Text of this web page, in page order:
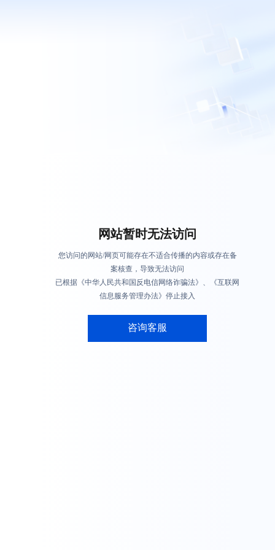
网站暂时无法访问
您访问的网站/网页可能存在不适合传播的内容或存在备
案核查，导致无法访问
已根据《中华人民共和国反电信网络诈骗法》、《互联网
信息服务管理办法》停止接入
咨询客服